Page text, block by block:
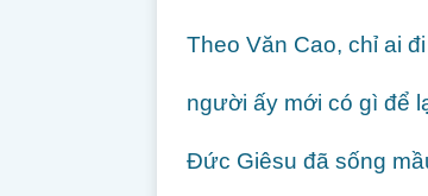
Theo Văn Cao, chỉ ai
người ấy mới có gì để
Đức Giêsu đã sống